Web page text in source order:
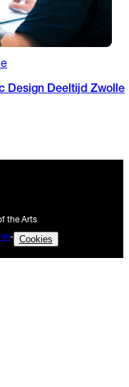
Design Deeltijd Zwolle
the Arts
- Cookies